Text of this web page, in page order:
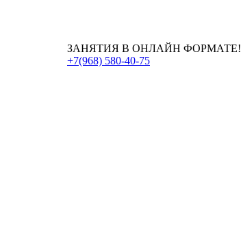
ЗАНЯТИЯ В ОНЛАЙН ФОРМАТЕ!
+7(968) 580-40-75